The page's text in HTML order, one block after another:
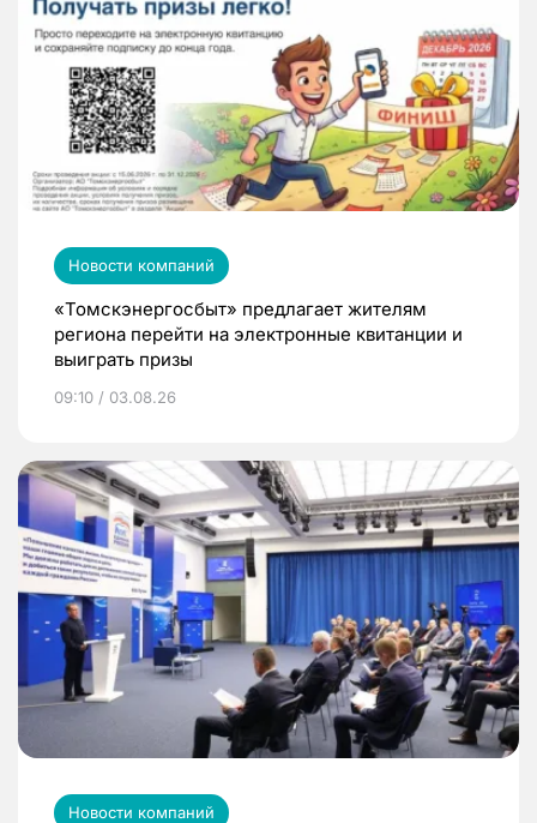
Новости компаний
«Томскэнергосбыт» предлагает жителям
региона перейти на электронные квитанции и
выиграть призы
09:10 / 03.08.26
Новости компаний